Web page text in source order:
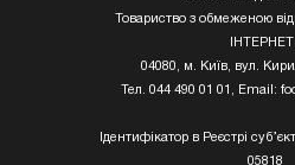
Товариство з обмеженою
04080, м. Київ, вул.
Тел. 044 490 01 01, Email:
Ідентифікатор в Реєстрі
05818